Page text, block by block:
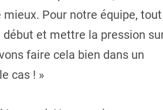
Pour notre équipe, tout
et mettre la pression
faire cela bien dans un
cas ! »